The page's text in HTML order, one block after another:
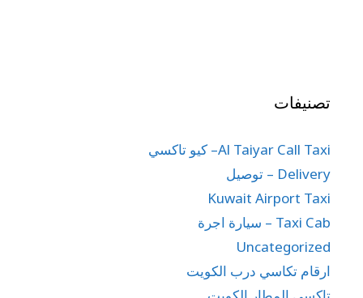
تصنيفات
Al Taiyar Call Taxi– كيو تاكسي
Delivery – توصيل
Kuwait Airport Taxi
Taxi Cab – سيارة اجرة
Uncategorized
ارقام تكاسي درب الكويت